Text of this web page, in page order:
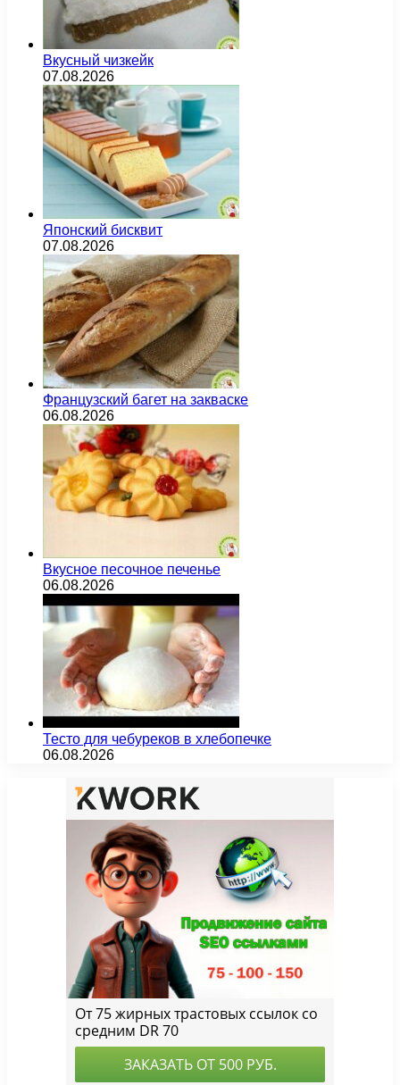
Вкусный чизкейк
07.08.2026
Японский бисквит
07.08.2026
Французский багет на закваске
06.08.2026
Вкусное песочное печенье
06.08.2026
Тесто для чебуреков в хлебопечке
06.08.2026